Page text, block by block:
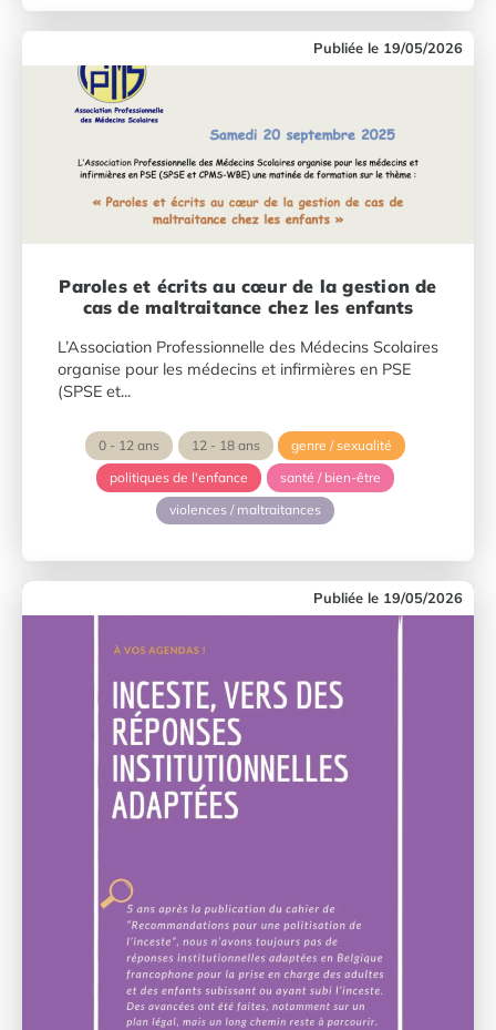
19/05/2026
Paroles et écrits au cœur de la gestion de
cas de maltraitance chez les enfants
L’Association Professionnelle des Médecins Scolaires
organise pour les médecins et infirmières en PSE
(SPSE et...
0 - 12 ans 12 - 18 ans
genre / sexualité
politiques de l'enfance
santé / bien-être
violences / maltraitances
19/05/2026